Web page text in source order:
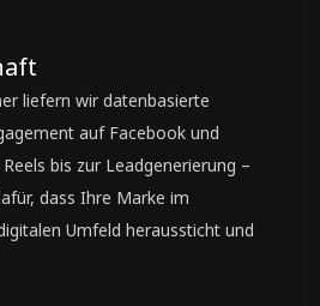
liefern wir datenbasierte
auf Facebook und
bis zur Leadgenerierung –
dass Ihre Marke im
Umfeld heraussticht und